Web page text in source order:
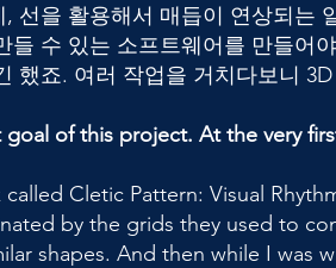
선을 활용해서 매듭이 연상되는
들 수 있는 소프트웨어를 만들어
했죠. 여러 작업을 거치다보니
of this project. At the very
Cletic Pattern: Visual
by the grids they used to
shapes. And then while I